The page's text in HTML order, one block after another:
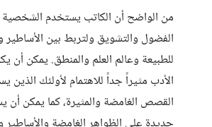
من الواضح أن الكاتب يستخدم الشخصية
الفضول والتشويق ولتربط بين الأساطير
للطبيعة وعالم العلم والمنطق. يمكن أن
الأدب مثيراً جداً للاهتمام لأولئك الذين
القصص الغامضة والمثيرة، كما يمكن أن